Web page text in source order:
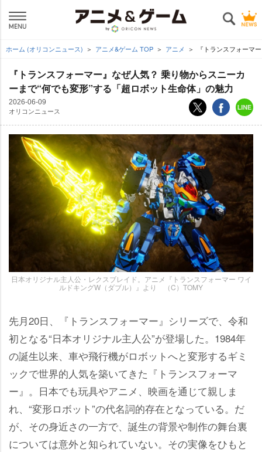
ホーム (オリコンニュース) アニメ&ゲーム TOP アニメ 『トランスフォーマ
『トランスフォーマー』なぜ人気？ 乗り物からスニーカ
ーまで“何でも変形”する「超ロボット生命体」の魅力
2026-06-09
オリコンニュース
日本オリジナル主人公・レクスブレイド。アニメ『トランスフォーマー ワイ
ルドキングW（ダブル）』より （C）TOMY
先月20日、『トランスフォーマー』シリーズで、令和
初となる“日本オリジナル主人公”が登場した。1984年
の誕生以来、車や飛行機がロボットへと変形するギミ
ックで世界的人気を築いてきた『トランスフォーマ
ー』。日本でも玩具やアニメ、映画を通じて親しま
れ、“変形ロボット”の代名詞的存在となっている。だ
が、その身近さの一方で、誕生の背景や制作の舞台裏
については意外と知られていない。その実像をひもと